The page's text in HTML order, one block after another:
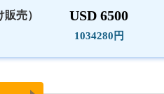
売） USD 6500
1034280円